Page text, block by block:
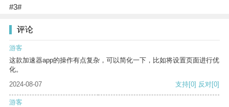
#3#
评论
游客
这款加速器app的操作有点复杂，可以简化一下，比如将设置页面进行优
化。
2024-08-07
支持[0] 反对[0]
游客